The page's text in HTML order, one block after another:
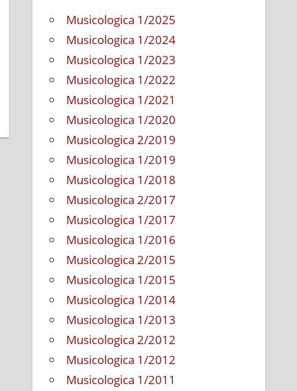
Musicologica 1/2025
Musicologica 1/2024
Musicologica 1/2023
Musicologica 1/2022
Musicologica 1/2021
Musicologica 1/2020
Musicologica 2/2019
Musicologica 1/2019
Musicologica 1/2018
Musicologica 2/2017
Musicologica 1/2017
Musicologica 1/2016
Musicologica 2/2015
Musicologica 1/2015
Musicologica 1/2014
Musicologica 1/2013
Musicologica 2/2012
Musicologica 1/2012
Musicologica 1/2011